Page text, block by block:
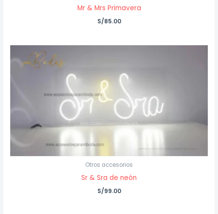
Mr & Mrs Primavera
S/85.00
Otros accesorios
Sr & Sra de neón
S/99.00